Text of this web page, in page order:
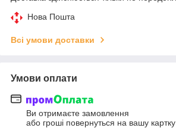
Нова Пошта
Всі умови доставки
Умови оплати
Ви отримаєте замовлення
або гроші повернуться на вашу картку